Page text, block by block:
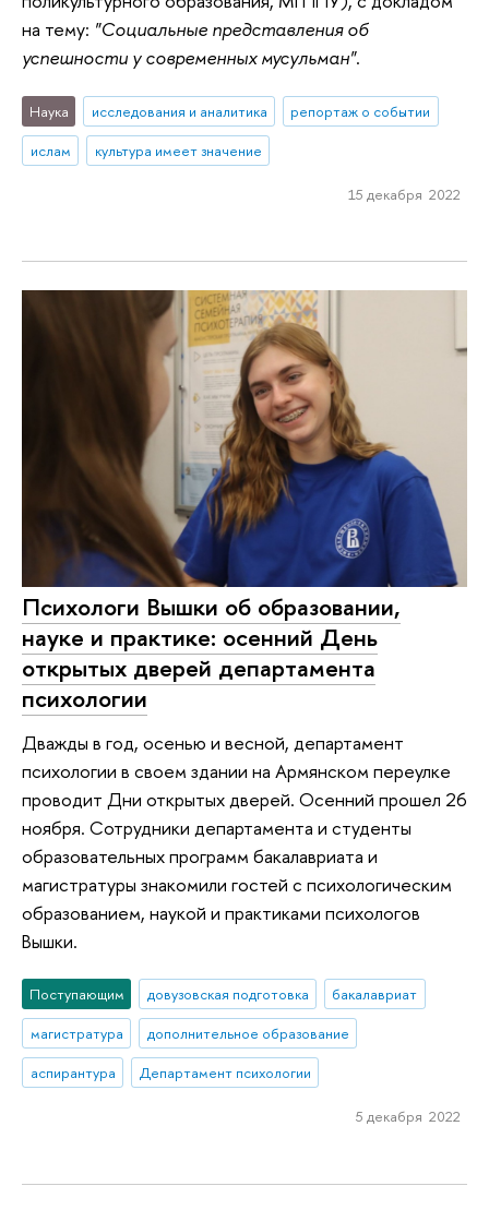
на тему: "Социальные представления об
успешности у современных мусульман".
Наука исследования и аналитика
репортаж о событии
ислам
культура имеет значение
15 декабря 2022
Психологи Вышки об образовании,
науке и практике: осенний День
открытых дверей департамента
психологии
Дважды в год, осенью и весной, департамент
психологии в своем здании на Армянском переулке
проводит Дни открытых дверей. Осенний прошел 26
ноября. Сотрудники департамента и студенты
образовательных программ бакалавриата и
магистратуры знакомили гостей с психологическим
образованием, наукой и практиками психологов
Вышки.
Поступающим довузовская подготовка
бакалавриат
магистратура
дополнительное образование
аспирантура
Департамент психологии
5 декабря 2022